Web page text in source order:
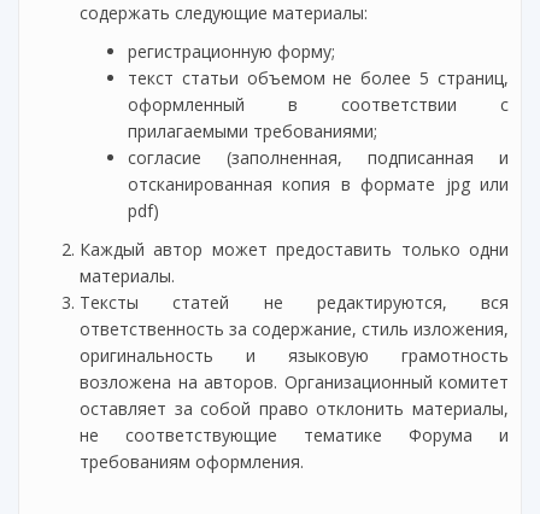
содержать следующие материалы:
регистрационную форму;
текст статьи объемом не более 5 страниц,
оформленный в соответствии с
прилагаемыми требованиями;
согласие (заполненная, подписанная и
отсканированная копия в формате jpg или
pdf)
Каждый автор может предоставить только одни
материалы.
Тексты статей не редактируются, вся
ответственность за содержание, стиль изложения,
оригинальность и языковую грамотность
возложена на авторов. Организационный комитет
оставляет за собой право отклонить материалы,
не соответствующие тематике Форума и
требованиям оформления.